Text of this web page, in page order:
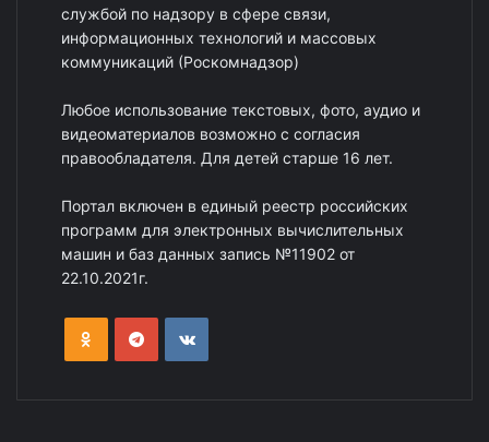
службой по надзору в сфере связи,
информационных технологий и массовых
коммуникаций (Роскомнадзор)
Любое использование текстовых, фото, аудио и
видеоматериалов возможно с согласия
правообладателя. Для детей старше 16 лет.
Портал включен в единый реестр российских
программ для электронных вычислительных
машин и баз данных запись №11902 от
22.10.2021г.